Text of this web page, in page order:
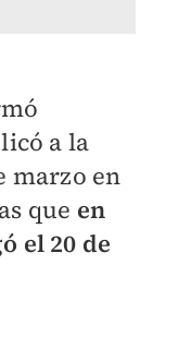
a la
marzo en
que en
el 20 de